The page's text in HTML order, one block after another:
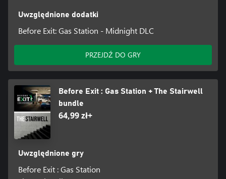
Uwzględnione dodatki
Before Exit: Gas Station - Midnight DLC
PRZEJDŹ DO GRY
Before Exit : Gas Station + The Stairwell
bundle
64,99 zł+
Uwzględnione gry
Before Exit : Gas Station